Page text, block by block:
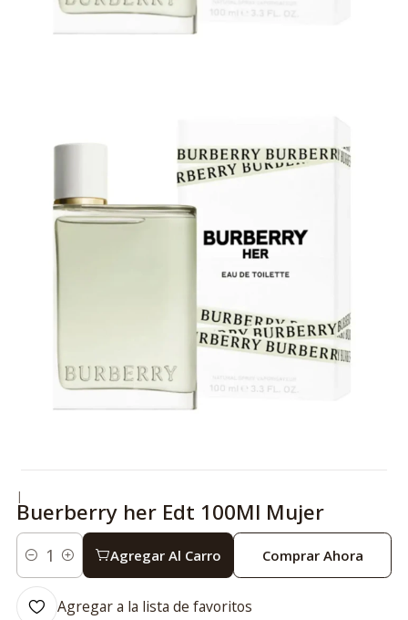
|
Buerberry her Edt 100Ml Mujer
Cantidad
Agregar Al Carro Comprar Ahora
Agregar a la lista de favoritos